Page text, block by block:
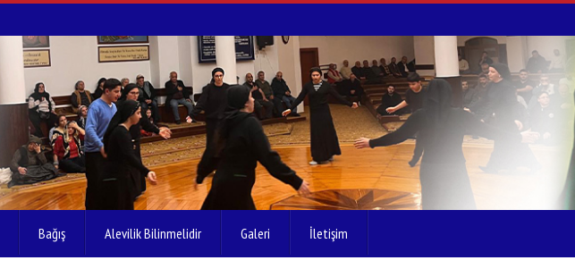
Bağış Alevilik Bilinmelidir Galeri İletişim